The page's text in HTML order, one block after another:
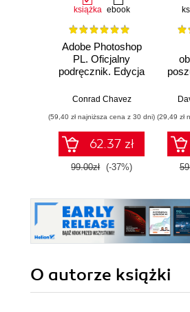
książka ebook
Adobe Photoshop
PL. Oficjalny
podręcznik. Edycja
Conrad Chavez
(59,40 zł najniższa cena z 30 dni)
62.37 zł
99.00zł (-37%)
(29,49 zł
O autorze książki